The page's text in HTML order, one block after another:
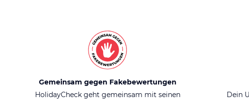
Gemeinsam gegen Fakebewertungen
HolidayCheck geht gemeinsam mit seinen
Dein